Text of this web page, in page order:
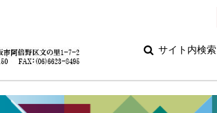
サイト内検索